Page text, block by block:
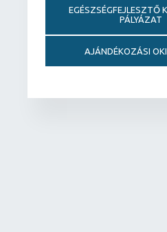
EGÉSZSÉGFEJLESZTŐ
PÁLYÁZAT
AJÁNDÉKOZÁSI